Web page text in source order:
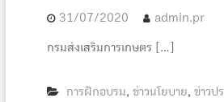
31/07/2020 admin.pr
กรมส่งเสริมการเกษตร […]
การฝึกอบรม, ข่าวนโยบาย, ข่าวป